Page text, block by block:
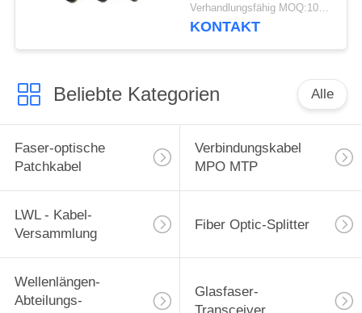
Verhandlungsfähig MOQ:10pcs
KONTAKT
Beliebte Kategorien Alle
Faser-optische
Patchkabel
Verbindungskabel
MPO MTP
LWL - Kabel-
Versammlung
Fiber Optic-Splitter
Wellenlängen-
Abteilungs-
Glasfaser-
Transceiver